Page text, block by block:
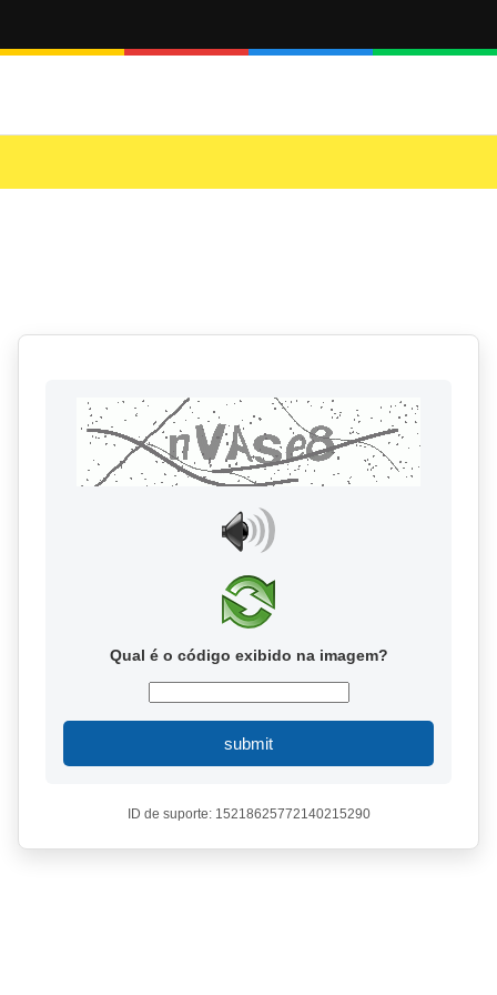
Qual é o código exibido na imagem?
submit
ID de suporte: 15218625772140215290